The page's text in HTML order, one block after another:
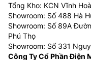
Tổng Kho: KCN Vĩnh
Showroom: Số 488 Hà
Showroom: Số 89A
Phú Thọ
Showroom: Số 331
Công Ty Cổ Phần Điện